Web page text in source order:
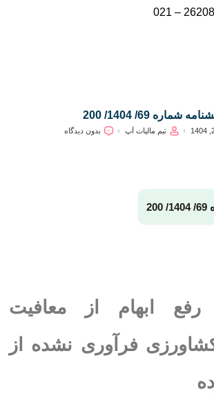
شماره 69/ 1404/ 200
تیم مالیات اَپ بدون دیدگاه
ابهام از معافیت
فرآوری نشده از